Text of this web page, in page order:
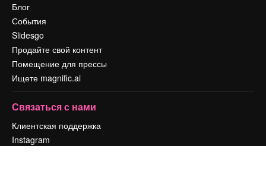
Блог
События
Slidesgo
Продайте свой контент
Помещение для прессы
Ищете magnific.ai
Связаться с нами
Клиентская поддержка
Instagram